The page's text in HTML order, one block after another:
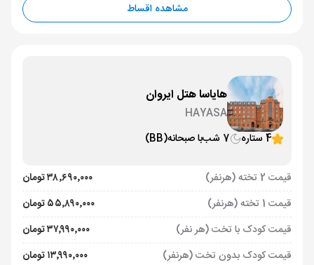
مشاهده اقساط
هایاسا هتل ایروان
HAYASA
4 ستاره
7 شب با صبحانه(BB)
قیمت 2 تخته (هرنفر)
۳۸٬۶۹۰٬۰۰۰ تومان
قیمت 1 تخته (هرنفر)
۵۵٬۸۹۰٬۰۰۰ تومان
قیمت کودک با تخت (هر نفر)
۳۷٬۹۹۰٬۰۰۰ تومان
قیمت کودک بدون تخت (هرنفر)
۱۳٬۹۹۰٬۰۰۰ تومان